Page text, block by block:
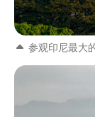
参观印尼最大